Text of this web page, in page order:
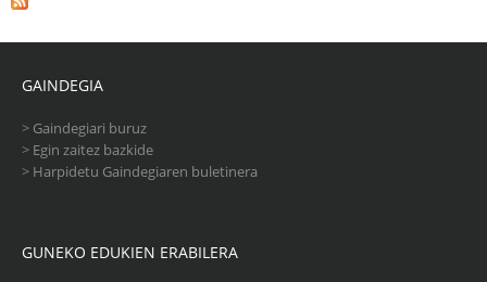
GAINDEGIA
> Gaindegiari buruz
> Egin zaitez bazkide
> Harpidetu Gaindegiaren buletinera
GUNEKO EDUKIEN ERABILERA